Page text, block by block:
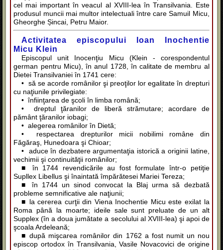
cel mai important în veacul al XVIII-lea în Transilvania. Este
produsul muncii mai multor intelectuali între care Samuil Micu,
Gheorghe Șincai, Petru Maior.
Activitatea episcopului Ioan Inochentie
Micu Klein
Episcopul unit Inocenţiu Micu (Klein - corespondentul
german pentru Micu), în anul 1728, în calitate de membru al
Dietei Transilvaniei în 1741 cere:
• să se acorde românilor şi preoţilor lor egalitate în drepturi
cu naţiunile privilegiate:
• înfiinţarea de şcoli în limba română;
• dreptul ţăranilor de liberă strămutare; acordare de
pământ ţăranilor iobagi;
• alegerea românilor în Dietă;
• respectarea drepturilor micii nobilimi române din
Făgăraş, Hunedoara şi Chioar;
• aduce în dezbatere argumentaţia istorică a originii latine,
vechimii şi continuităţii românilor;
■ în 1744 revendicările au fost formulate într-o petiţie
Supllex Libellus şi înaintată împărătesei Mariei Tereza;
■ în 1744 un sinod convocat la Blaj urma să dezbată
probleme semnificative ale naţiunii;
■ la cererea curţii din Viena Inochentie Micu este exilat la
Roma până la moarte; ideile sale sunt preluate de un alt
Supplex (în a doua jumătate a secolului al XVIII-lea) şi apoi de
şcoala Ardeleană;
■ după mişcarea românilor din 1762 a fost numit un nou
episcop ortodox în Transilvania, Vasile Novacovici de origine